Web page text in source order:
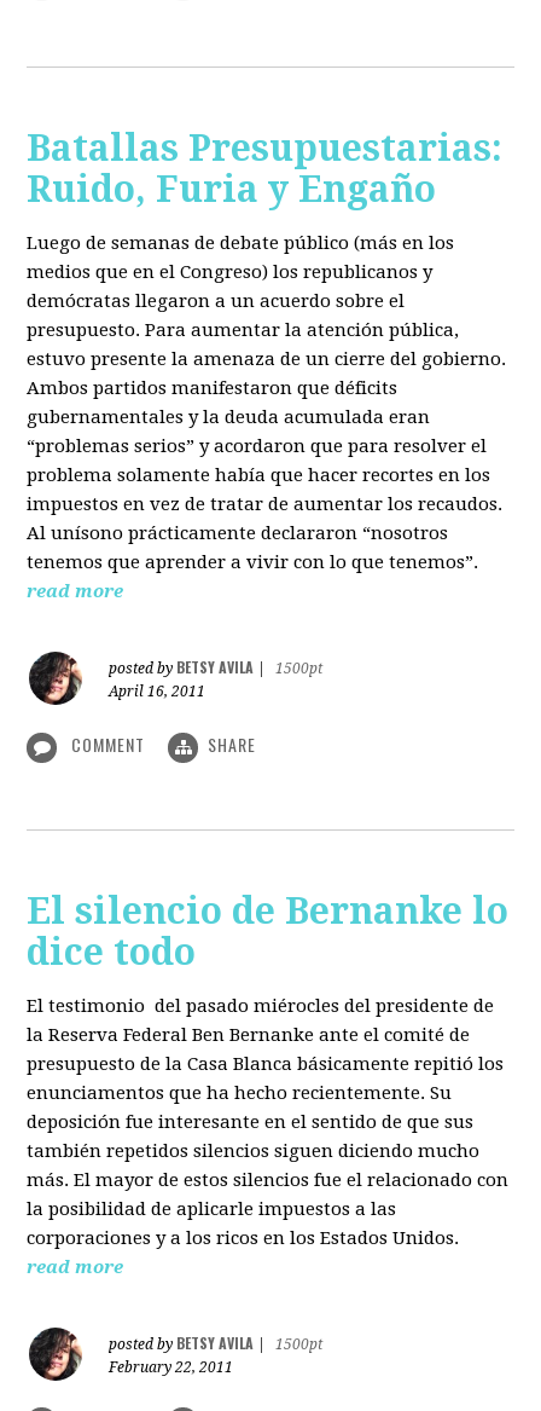
Batallas Presupuestarias:
Ruido, Furia y Engaño
Luego de semanas de debate público (más en los
medios que en el Congreso) los republicanos y
demócratas llegaron a un acuerdo sobre el
presupuesto. Para aumentar la atención pública,
estuvo presente la amenaza de un cierre del gobierno.
Ambos partidos manifestaron que déficits
gubernamentales y la deuda acumulada eran
“problemas serios” y acordaron que para resolver el
problema solamente había que hacer recortes en los
impuestos en vez de tratar de aumentar los recaudos.
Al unísono prácticamente declararon “nosotros
tenemos que aprender a vivir con lo que tenemos”.
read more
posted by BETSY AVILA
1500pt
April 16, 2011
COMMENT SHARE
El silencio de Bernanke lo
dice todo
El testimonio del pasado miérocles del presidente de
la Reserva Federal Ben Bernanke ante el comité de
presupuesto de la Casa Blanca básicamente repitió los
enunciamentos que ha hecho recientemente. Su
deposición fue interesante en el sentido de que sus
también repetidos silencios siguen diciendo mucho
más. El mayor de estos silencios fue el relacionado con
la posibilidad de aplicarle impuestos a las
corporaciones y a los ricos en los Estados Unidos.
read more
posted by BETSY AVILA
1500pt
February 22, 2011